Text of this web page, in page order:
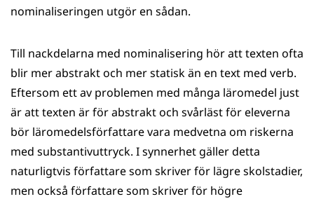
nominaliseringen utgör en sådan.
Till nackdelarna med nominalisering hör att texten ofta
blir mer abstrakt och mer statisk än en text med verb.
Eftersom ett av problemen med många läromedel just
är att texten är för abstrakt och svårläst för eleverna
bör läromedelsförfattare vara medvetna om riskerna
med substantivuttryck. I synnerhet gäller detta
naturligtvis författare som skriver för lägre skolstadier,
men också författare som skriver för högre